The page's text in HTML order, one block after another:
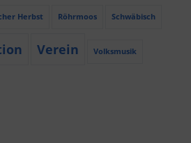
Herbst Röhrmoos Schwäbisch
Verein Volksmusik